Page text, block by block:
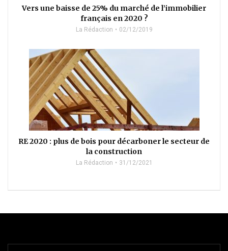
Vers une baisse de 25% du marché de l’immobilier
français en 2020 ?
La Rédaction 02/12/2019
RE 2020 : plus de bois pour décarboner le secteur de
la construction
La Rédaction 31/12/2021